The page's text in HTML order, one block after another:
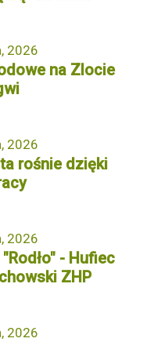
2026
na Zlocie
2026
rośnie dzięki
2026
- Hufiec
ZHP
2026